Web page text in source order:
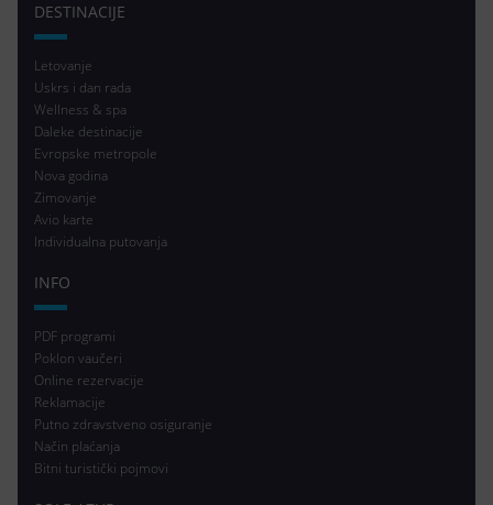
DESTINACIJE
Letovanje
Uskrs i dan rada
Wellness & spa
Daleke destinacije
Evropske metropole
Nova godina
Zimovanje
Avio karte
Individualna putovanja
INFO
PDF programi
Poklon vaučeri
Online rezervacije
Reklamacije
Putno zdravstveno osiguranje
Način plaćanja
Bitni turistički pojmovi